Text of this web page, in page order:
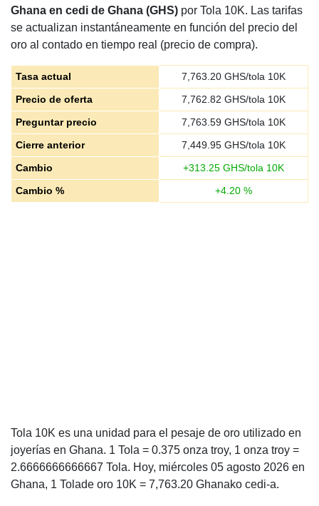
Ghana en cedi de Ghana (GHS) por Tola 10K. Las tarifas
se actualizan instantáneamente en función del precio del
oro al contado en tiempo real (precio de compra).
Tasa actual 7,763.20 GHS/tola 10K
Precio de oferta
7,762.82 GHS/tola 10K
Preguntar precio
7,763.59 GHS/tola 10K
Cierre anterior
7,449.95 GHS/tola 10K
Cambio
+313.25 GHS/tola 10K
Cambio %
+4.20 %
Tola 10K es una unidad para el pesaje de oro utilizado en
joyerías en Ghana. 1 Tola = 0.375 onza troy, 1 onza troy =
2.6666666666667 Tola. Hoy, miércoles 05 agosto 2026 en
Ghana, 1 Tolade oro 10K = 7,763.20 Ghanako cedi-a.